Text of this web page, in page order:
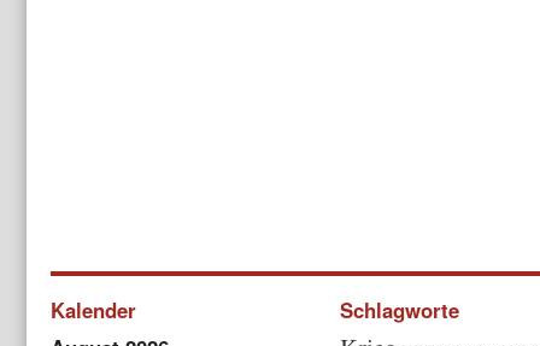
Kalender
Schlagworte